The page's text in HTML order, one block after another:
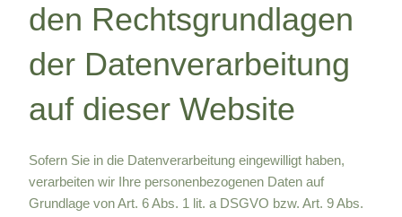
den Rechtsgrundlagen
der Datenverarbeitung
auf dieser Website
Sofern Sie in die Datenverarbeitung eingewilligt haben,
verarbeiten wir Ihre personenbezogenen Daten auf
Grundlage von Art. 6 Abs. 1 lit. a DSGVO bzw. Art. 9 Abs.